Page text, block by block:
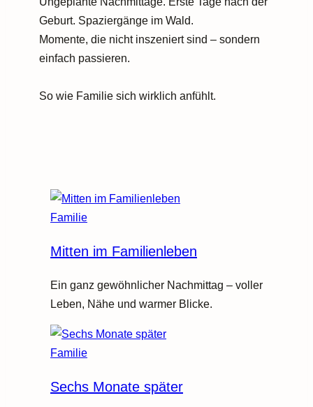
Geburt. Spaziergänge im Wald.
Momente, die nicht inszeniert sind – sondern
einfach passieren.
So wie Familie sich wirklich anfühlt.
Familie
Mitten im Familienleben
Ein ganz gewöhnlicher Nachmittag – voller
Leben, Nähe und warmer Blicke.
Familie
Sechs Monate später